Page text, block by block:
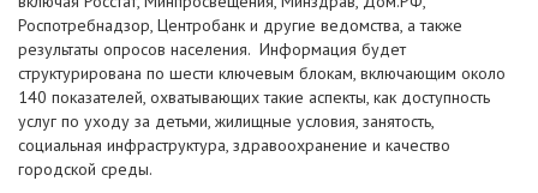
Роспотребнадзор, Центробанк и другие ведомства, а также
результаты опросов населения. Информация будет
структурирована по шести ключевым блокам, включающим около
140 показателей, охватывающих такие аспекты, как доступность
услуг по уходу за детьми, жилищные условия, занятость,
социальная инфраструктура, здравоохранение и качество
городской среды.